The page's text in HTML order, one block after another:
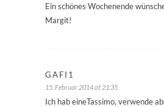
Ein schönes Wochenende
Margit!
GAFI1
15. Februar 2014 at 21:35
Ich hab eineTassimo, verwende